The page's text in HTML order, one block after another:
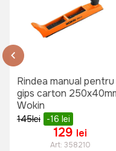
Art:
515 lei
Art:
Rindea manual pentru
gips carton
Wokin
145lei -16 lei
129 lei
Art: 358210